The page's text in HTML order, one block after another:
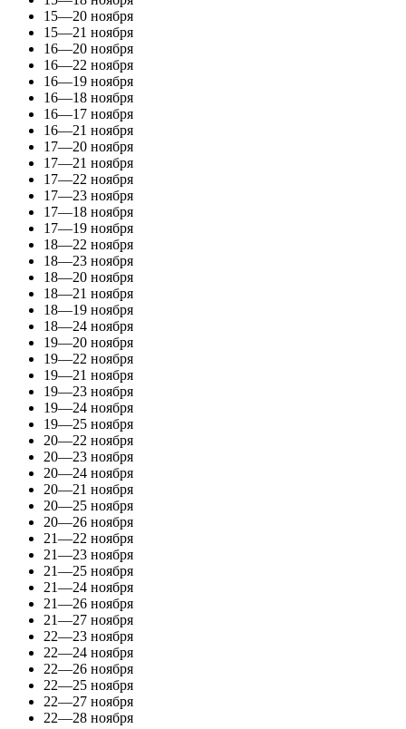
15—20 ноября
15—21 ноября
16—20 ноября
16—22 ноября
16—19 ноября
16—18 ноября
16—17 ноября
16—21 ноября
17—20 ноября
17—21 ноября
17—22 ноября
17—23 ноября
17—18 ноября
17—19 ноября
18—22 ноября
18—23 ноября
18—20 ноября
18—21 ноября
18—19 ноября
18—24 ноября
19—20 ноября
19—22 ноября
19—21 ноября
19—23 ноября
19—24 ноября
19—25 ноября
20—22 ноября
20—23 ноября
20—24 ноября
20—21 ноября
20—25 ноября
20—26 ноября
21—22 ноября
21—23 ноября
21—25 ноября
21—24 ноября
21—26 ноября
21—27 ноября
22—23 ноября
22—24 ноября
22—26 ноября
22—25 ноября
22—27 ноября
22—28 ноября